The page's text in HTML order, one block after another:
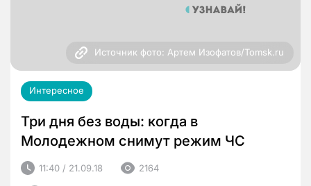
Источник фото: Артем Изофатов/Tomsk.ru
Интересное
Три дня без воды: когда в
Молодежном снимут режим ЧС
11:40 / 21.09.18 2164